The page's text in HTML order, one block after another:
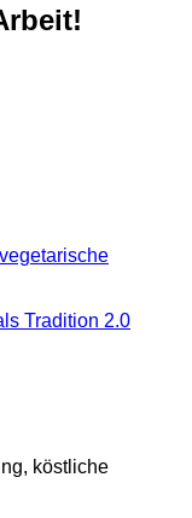
Tradition 2.0
köstliche